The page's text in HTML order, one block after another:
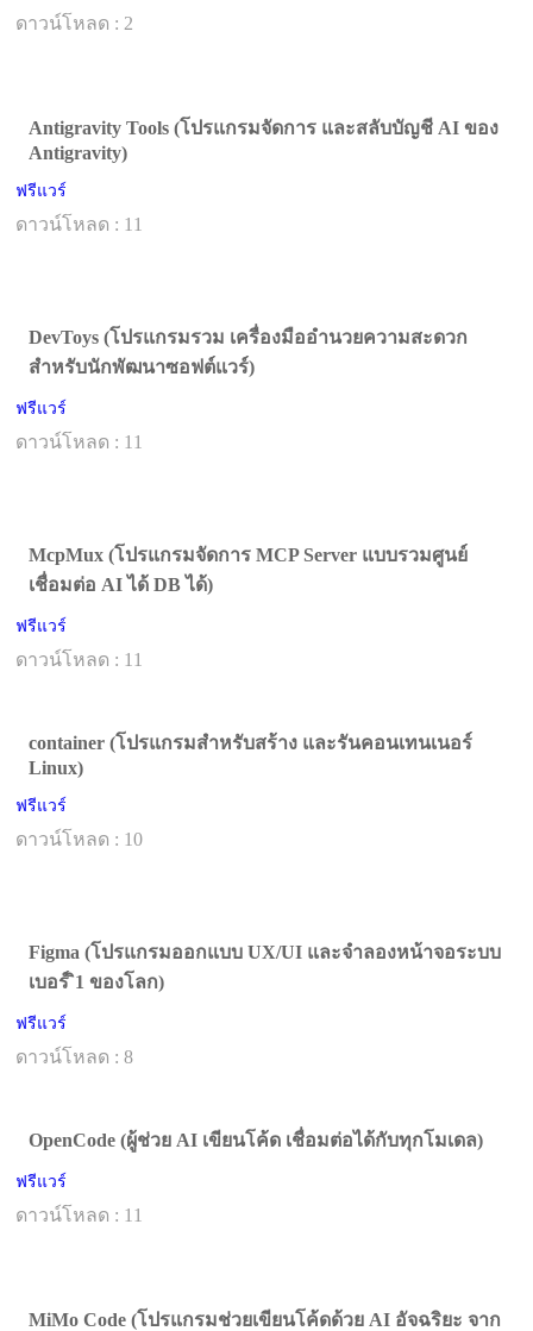
ดาวน์โหลด : 2
Antigravity Tools (โปรแกรมจัดการ และสลับบัญชี AI ของ
Antigravity)
ฟรีแวร์
ดาวน์โหลด : 11
DevToys (โปรแกรมรวม เครื่องมืออำนวยความสะดวก
สำหรับนักพัฒนาซอฟต์แวร์)
ฟรีแวร์
ดาวน์โหลด : 11
McpMux (โปรแกรมจัดการ MCP Server แบบรวมศูนย์
เชื่อมต่อ AI ได้ DB ได้)
ฟรีแวร์
ดาวน์โหลด : 11
container (โปรแกรมสำหรับสร้าง และรันคอนเทนเนอร์
Linux)
ฟรีแวร์
ดาวน์โหลด : 10
Figma (โปรแกรมออกแบบ UX/UI และจำลองหน้าจอระบบ
เบอร์ ิ1 ของโลก)
ฟรีแวร์
ดาวน์โหลด : 8
OpenCode (ผู้ช่วย AI เขียนโค้ด เชื่อมต่อได้กับทุกโมเดล)
ฟรีแวร์
ดาวน์โหลด : 11
MiMo Code (โปรแกรมช่วยเขียนโค้ดด้วย AI อัจฉริยะ จาก